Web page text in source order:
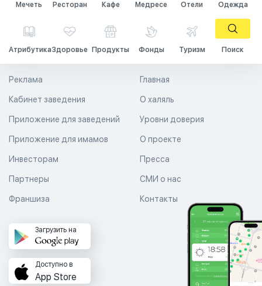
Мечеть Ресторан Кафе Медресе Отели Одежда
АтрибутикаЗдоровье Продукты Фонды Туризм Поиск
Главная
О халяль
Уровни доверия
Реклама
Кабинет заведения
Приложение для заведений
Приложение для имамов О проекте
Пресса
СМИ о нас
Контакты
Инвесторам
Партнеры
Франшиза
Загрузить на
Доступно в
App Store